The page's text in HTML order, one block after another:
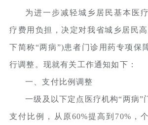
为进一步减轻城乡居民基本医
疗费用负担，决定对我省城乡居民
下简称“两病”)患者门诊用药专项保
行调整。现就有关工作通知如下：
一、支付比例调整
一级及以下定点医疗机构“两病”
支付比例，从原60%提高到70%，